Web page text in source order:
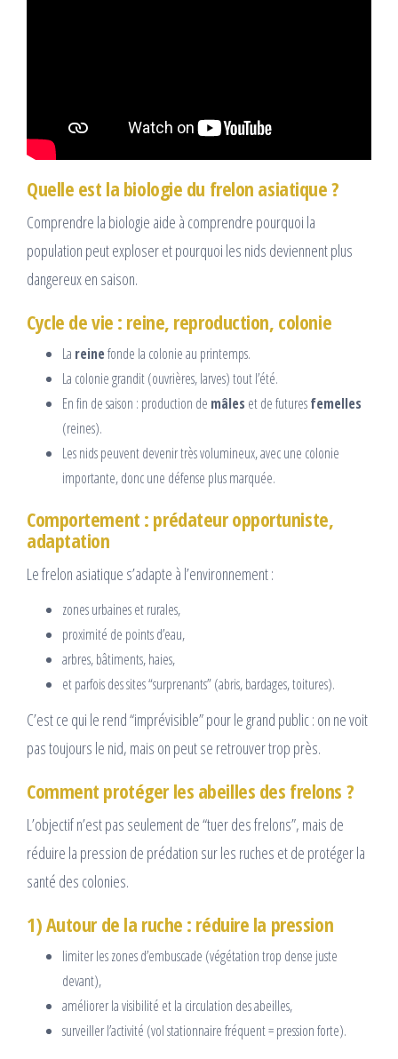
Quelle est la biologie du frelon asiatique ?
Comprendre la biologie aide à comprendre pourquoi la
population peut exploser et pourquoi les nids deviennent plus
dangereux en saison.
Cycle de vie : reine, reproduction, colonie
La reinefonde la colonie au printemps.
La colonie grandit (ouvrières, larves) tout l’été.
En fin de saison : production de mâles et de futuresfemelles
(reines).
Les nids peuvent devenir très volumineux, avec une colonie
importante, donc une défense plus marquée.
Comportement : prédateur opportuniste,
adaptation
Le frelon asiatique s’adapte à l’environnement :
zones urbaines et rurales,
proximité de points d’eau,
arbres, bâtiments, haies,
et parfois des sites “surprenants” (abris, bardages, toitures).
C’est ce qui le rend “imprévisible” pour le grand public : on ne voit
pas toujours le nid, mais on peut se retrouver trop près.
Comment protéger les abeilles des frelons ?
L’objectif n’est pas seulement de “tuer des frelons”, mais de
réduire la pression de prédation sur les ruches et de protéger la
santé des colonies.
1) Autour de la ruche : réduire la pression
limiter les zones d’embuscade (végétation trop dense juste
devant),
améliorer la visibilité et la circulation des abeilles,
surveiller l’activité (vol stationnaire fréquent = pression forte).